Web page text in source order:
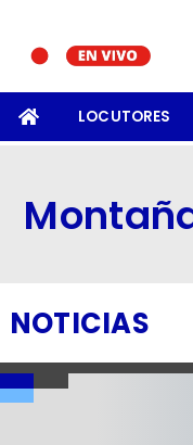
LOCUTORES
NOTICIAS